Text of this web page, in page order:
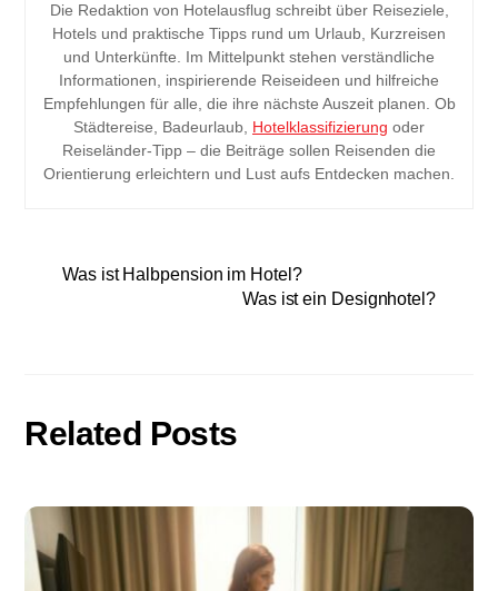
Die Redaktion von Hotelausflug schreibt über Reiseziele,
Hotels und praktische Tipps rund um Urlaub, Kurzreisen
und Unterkünfte. Im Mittelpunkt stehen verständliche
Informationen, inspirierende Reiseideen und hilfreiche
Empfehlungen für alle, die ihre nächste Auszeit planen. Ob
Städtereise, Badeurlaub, Hotelklassifizierung oder
Reiseländer-Tipp – die Beiträge sollen Reisenden die
Orientierung erleichtern und Lust aufs Entdecken machen.
Was ist Halbpension im Hotel?
Was ist ein Designhotel?
Related Posts